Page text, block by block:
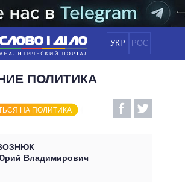
УКР РОС
НОВОСТИ
ПОЛИТИКА
ЭКОНОМИКА
МИР
ОБЕЩАНИЯ
И ОФИС
ИНФОГРАФИКА
ПОЛИТИКА
НА ПОЛИТИКА
Владимирович